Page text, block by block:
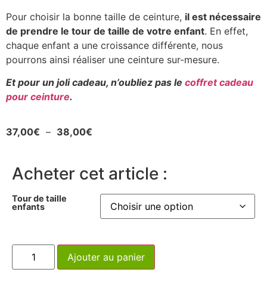
Pour choisir la bonne taille de ceinture, il est nécessaire
de prendre le tour de taille de votre enfant. En effet,
chaque enfant a une croissance différente, nous
pourrons ainsi réaliser une ceinture sur-mesure.
Et pour un joli cadeau, n’oubliez pas le coffret cadeau
pour ceinture.
37,00€ – 38,00€
Acheter cet article :
Tour de taille
enfants
Ajouter au panier